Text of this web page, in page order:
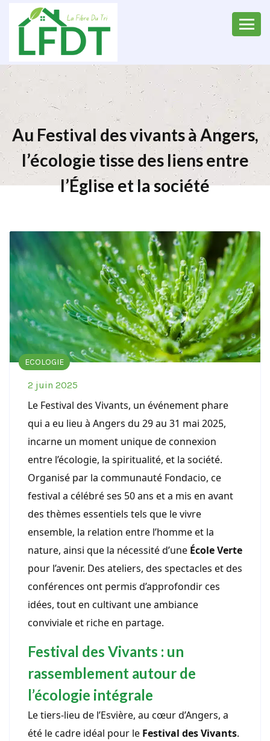
Au Festival des vivants à Angers,
l’écologie tisse des liens entre
l’Église et la société
ECOLOGIE
2 juin 2025
Le Festival des Vivants, un événement phare
qui a eu lieu à Angers du 29 au 31 mai 2025,
incarne un moment unique de connexion
entre l’écologie, la spiritualité, et la société.
Organisé par la communauté Fondacio, ce
festival a célébré ses 50 ans et a mis en avant
des thèmes essentiels tels que le vivre
ensemble, la relation entre l’homme et la
nature, ainsi que la nécessité d’une École Verte
pour l’avenir. Des ateliers, des spectacles et des
conférences ont permis d’approfondir ces
idées, tout en cultivant une ambiance
conviviale et riche en partage.
Festival des Vivants : un
rassemblement autour de
l’écologie intégrale
Le tiers-lieu de l’Esvière, au cœur d’Angers, a
été le cadre idéal pour le Festival des Vivants.